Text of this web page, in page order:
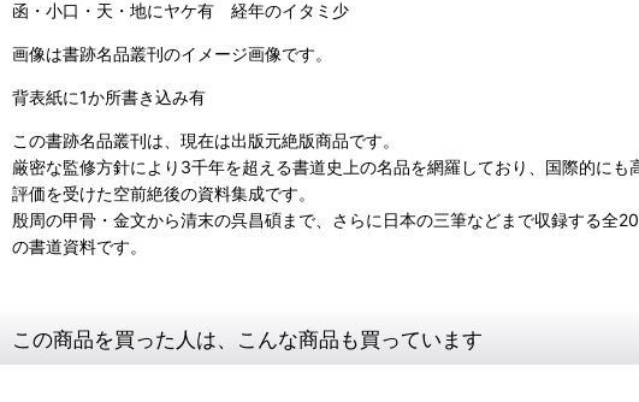
函・小口・天・地にヤケ有 経年のイタミ少
画像は書跡名品叢刊のイメージ画像です。
背表紙に1か所書き込み有
この書跡名品叢刊は、現在は出版元絶版商品です。
厳密な監修方針により3千年を超える書道史上の名品を網羅しており、国際的にも
評価を受けた空前絶後の資料集成です。
殷周の甲骨・金文から清末の呉昌碩まで、さらに日本の三筆などまで収録する全
の書道資料です。
この商品を買った人は、こんな商品も買っています